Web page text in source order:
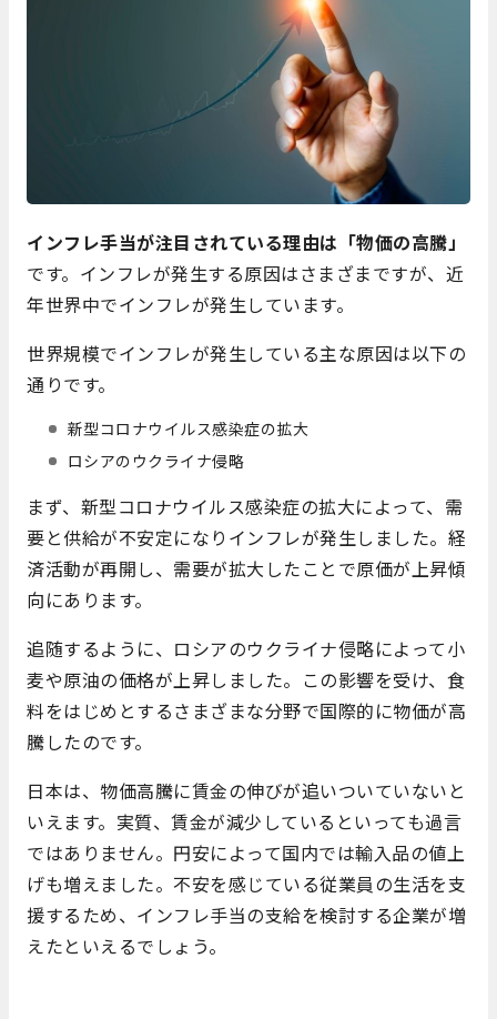
イ ンフレ手当が注目されている理由は「物価の高騰」
です。インフレが発生する原因はさまざまですが、近
年世界中でインフレが発生しています。
世界規模でインフレが発生している主な原因は以下の
通りです。
新型コロナウイルス感染症の拡大
ロシアのウクライナ侵略
まず、新型コロナウイルス感染症の拡大によって、需
要と供給が不安定になりインフレが発生しました。経
済活動が再開し、需要が拡大したことで原価が上昇傾
向にあります。
追随するように、ロシアのウクライナ侵略によって小
麦や原油の価格が上昇しました。この影響を受け、食
料をはじめとするさまざまな分野で国際的に物価が高
騰したのです。
日本は、物価高騰に賃金の伸びが追いついていないと
いえます。実質、賃金が減少しているといっても過言
ではありません。円安によって国内では輸入品の値上
げも増えました。不安を感じている従業員の生活を支
援するため、インフレ手当の支給を検討する企業が増
えたといえるでしょう。